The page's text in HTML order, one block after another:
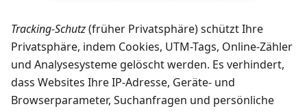
Tracking-Schutz(früher Privatsphäre) schützt Ihre
Privatsphäre, indem Cookies, UTM-Tags, Online-Zähler
und Analysesysteme gelöscht werden. Es verhindert,
dass Websites Ihre IP-Adresse, Geräte- und
Browserparameter, Suchanfragen und persönliche